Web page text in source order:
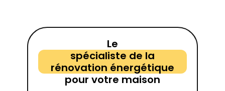
Le
spécialiste de la
rénovation énergétique
pour votre maison